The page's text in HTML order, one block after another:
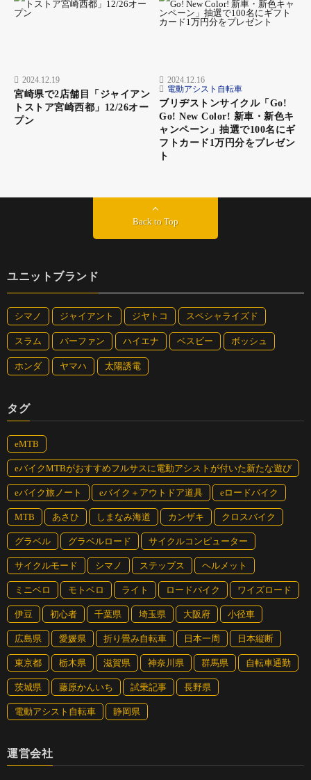
2024.12.19
宮崎県で2店舗目「ジャイアン
トストア宮崎西都」12/26オー
プン
2024.12.16
電動アシスト自転車
ブリヂストンサイクル「Go!
Go! New Color! 新車・新色キ
ャンペーン」抽選で100名にギ
フトカード1万円分をプレゼン
ト
Back to Top
ユニットブランド
シマノ ジャイアント ジヤトコ スペシャライズド
スラム バーファン ハイエナ ベスビー ボッシュ
ホンダ ヤマハ 太陽誘電
タグ
eMTB
eバイクMTBがおすすめフルサスに電動アシストが付いた新たな遊び
eバイク旅ノート eバイク＋アウトドア道具 eロードバイク
MTB あさひ しまなみ海道 カンザキ クロスバイク
グラベル グラベルロード サイクルコンピューター
サイクルモード シマノ ステップス ヘルメット
ミニベロ モトベロ ライト ロードバイク ワイズロード
伊豆 初心者 千葉県 埼玉県 大阪府 小径車
広島県 愛媛県 折り畳み自転車 日本一周 日本縦断
東京都 栃木県 滋賀県 神奈川県 群馬県 自転車通勤
茨城県 藤原かんいち 試乗記事 長野県
電動アシスト自転車 静岡県
運営会社